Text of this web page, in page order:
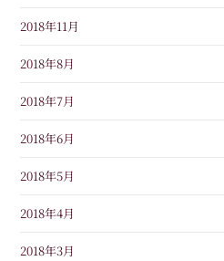
2018年11月
2018年8月
2018年7月
2018年6月
2018年5月
2018年4月
2018年3月